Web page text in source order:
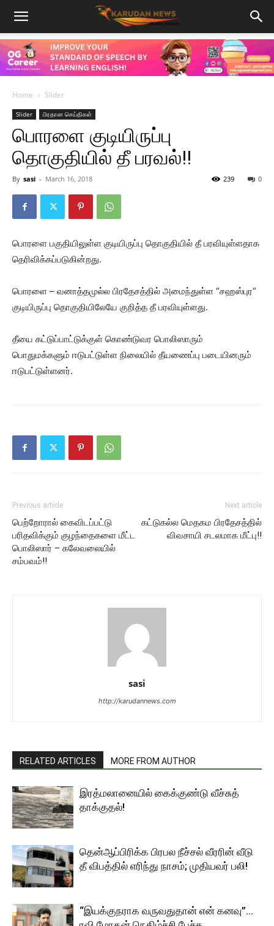
Home Slider
Slider பிரதான செய்திகள்
பொரளை குடியிருப்பு
தொகுதியில் தீ பரவல்!!
By sasi - March 16, 2018 0
239
பொரளை பகுதியிலுள்ள குடியிருப்பு தொகுதியில் தீ பரவியுள்ளதாக
தெரிவிக்கப்படுகின்றது.
பொரளை – வனாத்தமுல்ல பிரதேசத்தில் அமைந்துள்ள “சஹஸ்புர”
குடியிருப்பு தொகுதியிலேயே குறித்த தீ பரவியுள்ளது.
தீயை கட்டுப்பாட்டுக்குள் கொண்டுவர பொலிஸாரும்
பொதுமக்களும் ஈடுபட்டுள்ள நிலையில் தீயணைப்பு படையினரும்
ஈடுபட்டுள்ளனர்.
Previous article
பெற்றோரால் கைவிடப்பட்டு
பரிதவிக்கும் குழந்தைகளை மீட்ட
பொலிஸார் – கலேவலையில்
சம்பவம்!!
Next article
கட்டுகல்ல மெதகம பிரதேசத்தில்
விவசாயி சடலமாக மீட்பு!!
sasi
http://karudannews.com
RELATED ARTICLES MORE FROM AUTHOR
இரத்மலானையில் கைக்குண்டு வீச்சுத்
தாக்குதல்!
தென்ஆப்பிரிக்க பிரபல நீச்சல் வீரரின் வீடு
தீ விபத்தில் எரிந்து நாசம்; முதியவர் பலி!
“இயக்குநராக வருவதுதான் என் கனவு”…